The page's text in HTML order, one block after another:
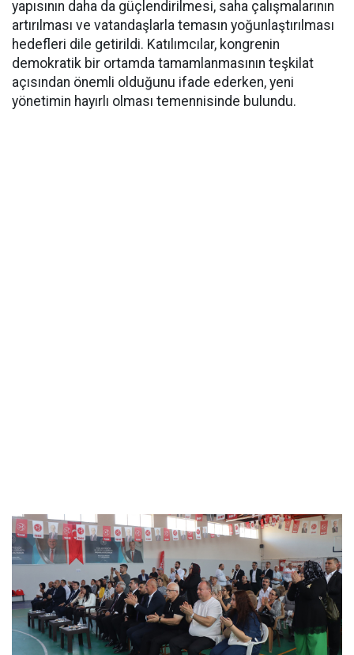
yapısının daha da güçlendirilmesi, saha çalışmalarının
artırılması ve vatandaşlarla temasın yoğunlaştırılması
hedefleri dile getirildi. Katılımcılar, kongrenin
demokratik bir ortamda tamamlanmasının teşkilat
açısından önemli olduğunu ifade ederken, yeni
yönetimin hayırlı olması temennisinde bulundu.